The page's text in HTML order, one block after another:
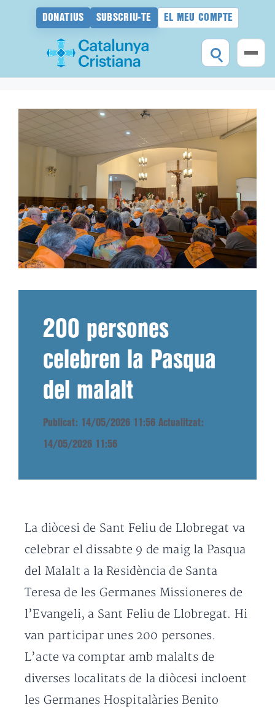
DONATIUS SUBSCRIU-TE EL MEU COMPTE
200 persones
celebren la Pasqua
del malalt
Publicat: 14/05/2026 11:56 Actualitzat:
14/05/2026 11:56
La diòcesi de Sant Feliu de Llobregat va
celebrar el dissabte 9 de maig la Pasqua
del Malalt a la Residència de Santa
Teresa de les Germanes Missioneres de
l’Evangeli, a Sant Feliu de Llobregat. Hi
van participar unes 200 persones.
L’acte va comptar amb malalts de
diverses localitats de la diòcesi incloent
les Germanes Hospitalàries Benito